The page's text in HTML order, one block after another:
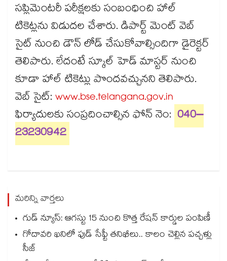
సప్లిమెంటరీ పరీక్షలకు సంబంధించి హాల్
టికెట్లను విడుదల చేశారు. డిపార్ట్ మెంట్ వెబ్
సైట్ నుంచి డౌన్ లోడ్ చేసుకోవాల్సిందిగా డైరెక్టర్
తెలిపారు. లేదంటే స్కూల్ హెడ్ మాస్టర్ నుంచి
కూడా హాల్ టికెట్లు పొందవచ్చునని తెలిపారు.
వెబ్ సైట్:www.bse.telangana.gov.in
ఫిర్యాదులకు సంప్రదించాల్సిన ఫోన్ నెం: 040–
23230942
మరిన్ని వార్తలు
గుడ్ న్యూస్: ఆగస్టు 15 నుంచి కొత్త రేషన్ కార్డుల పంపిణీ
గోదావరి ఖనిలో ఫుడ్ సేఫ్టీ తనిఖీలు.. కాలం చెల్లిన పచ్చళ్లు
సీజ్